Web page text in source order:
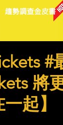
趨勢調查金皮書
#
將
起】